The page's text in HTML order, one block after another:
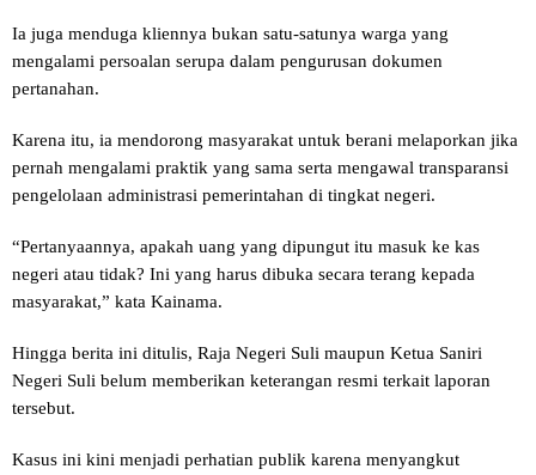
Ia juga menduga kliennya bukan satu-satunya warga yang
mengalami persoalan serupa dalam pengurusan dokumen
pertanahan.
Karena itu, ia mendorong masyarakat untuk berani melaporkan jika
pernah mengalami praktik yang sama serta mengawal transparansi
pengelolaan administrasi pemerintahan di tingkat negeri.
“Pertanyaannya, apakah uang yang dipungut itu masuk ke kas
negeri atau tidak? Ini yang harus dibuka secara terang kepada
masyarakat,” kata Kainama.
Hingga berita ini ditulis, Raja Negeri Suli maupun Ketua Saniri
Negeri Suli belum memberikan keterangan resmi terkait laporan
tersebut.
Kasus ini kini menjadi perhatian publik karena menyangkut